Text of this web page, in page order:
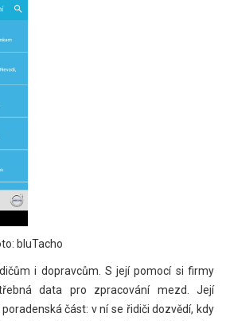
bluTacho
i dopravcům. S její pomocí si firmy
data pro zpracování mezd. Její
část: v ní se řidiči dozvědí, kdy